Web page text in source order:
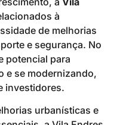
à
de melhorias
e segurança. No
potencial para
e se modernizando,
investidores.
urbanísticas e